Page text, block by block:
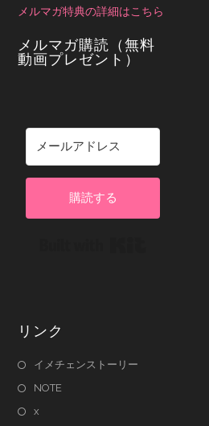
メルマガ特典の詳細はこちら
メルマガ購読（無料
動画プレゼント）
購読する
リンク
イメチェンストーリー
NOTE
x